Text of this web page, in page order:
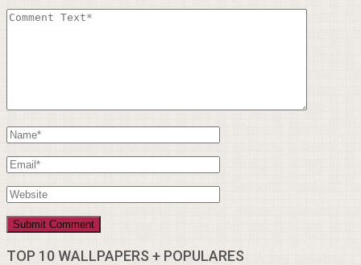
TOP 10 WALLPAPERS + POPULARES